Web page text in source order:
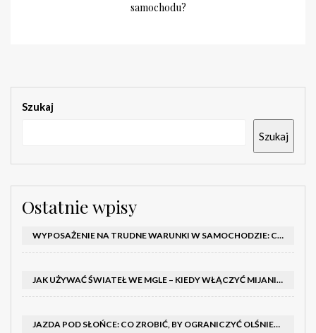
samochodu?
Szukaj
Szukaj
Ostatnie wpisy
WYPOSAŻENIE NA TRUDNE WARUNKI W SAMOCHODZIE: CO MIEĆ ZIMĄ, W TRASIE I NA WYPADEK AWARII
JAK UŻYWAĆ ŚWIATEŁ WE MGLE – KIEDY WŁĄCZYĆ MIJANIA I PRZECIWMGIELNE ORAZ CZEGO NIE ROBIĆ
JAZDA POD SŁOŃCE: CO ZROBIĆ, BY OGRANICZYĆ OLŚNIENIE I POPRAWIĆ WIDOCZNOŚĆ